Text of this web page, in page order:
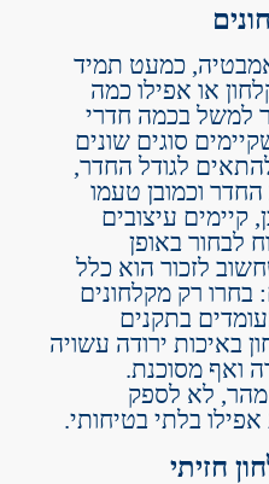
כמעט תמיד
או אפילו כמה
למשל בכמה חדרי
סוגים שונים
לגודל החדר,
החדר וכמובן טעמו
קיימים עיצובים
לבחור באופן
לזכור הוא כלל
בחרו רק מקלחונים
בתקנים
באיכות ירודה עשויה
ואף מסוכנת.
מהר, לא לספק
בלתי בטיחותי.
חזיתי